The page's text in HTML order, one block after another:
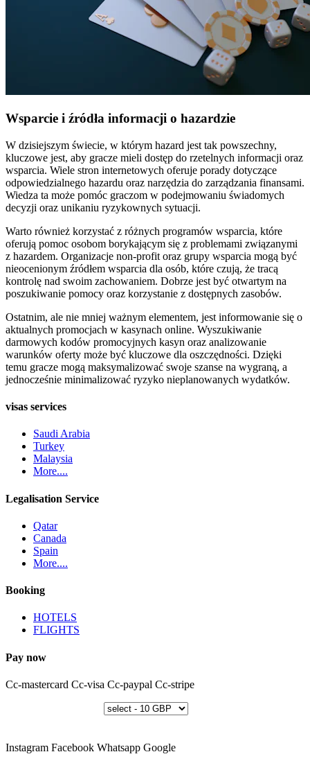
Wsparcie i źródła informacji o hazardzie
W dzisiejszym świecie, w którym hazard jest tak powszechny,
kluczowe jest, aby gracze mieli dostęp do rzetelnych informacji oraz
wsparcia. Wiele stron internetowych oferuje porady dotyczące
odpowiedzialnego hazardu oraz narzędzia do zarządzania finansami.
Wiedza ta może pomóc graczom w podejmowaniu świadomych
decyzji oraz unikaniu ryzykownych sytuacji.
Warto również korzystać z różnych programów wsparcia, które
oferują pomoc osobom borykającym się z problemami związanymi
z hazardem. Organizacje non-profit oraz grupy wsparcia mogą być
nieocenionym źródłem wsparcia dla osób, które czują, że tracą
kontrolę nad swoim zachowaniem. Dobrze jest być otwartym na
poszukiwanie pomocy oraz korzystanie z dostępnych zasobów.
Ostatnim, ale nie mniej ważnym elementem, jest informowanie się o
aktualnych promocjach w kasynach online. Wyszukiwanie
darmowych kodów promocyjnych kasyn oraz analizowanie
warunków oferty może być kluczowe dla oszczędności. Dzięki
temu gracze mogą maksymalizować swoje szanse na wygraną, a
jednocześnie minimalizować ryzyko nieplanowanych wydatków.
visas services
Saudi Arabia
Turkey
Malaysia
More....
Legalisation Service
Qatar
Canada
Spain
More....
Booking
HOTELS
FLIGHTS
Pay now
Cc-mastercard Cc-visa Cc-paypal Cc-stripe
Instagram Facebook Whatsapp Google